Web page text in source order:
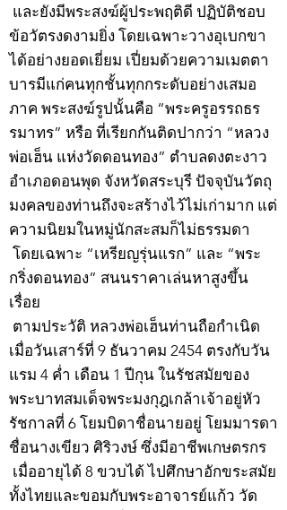
และยังมีพระสงฆ์ผู้ประพฤติดี ปฏิบัติชอบ
ข้อวัตรงดงามยิ่ง โดยเฉพาะวางอุเบกขา
ได้อย่างยอดเยี่ยม เปี่ยมด้วยความเมตตา
บารมีแก่คนทุกชั้นทุกกระดับอย่างเสมอ
ภาค พระสงฆ์รูปนั้นคือ “พระครูอรรถธร
รมาทร” หรือ ที่เรียกกันติดปากว่า “หลวง
พ่อเฮ็น แห่งวัดดอนทอง” ตำบลดงตะงาว
อำเภอดอนพุด จังหวัดสระบุรี ปัจจุบันวัตถุ
มงคลของท่านถึงจะสร้างไว้ไม่เก่ามาก แต่
ความนิยมในหมู่นักสะสมก็ไม่ธรรมดา
โดยเฉพาะ “เหรียญรุ่นแรก” และ “พระ
กริ่งดอนทอง” สนนราคาเล่นหาสูงขึ้น
เรื่อย
ตามประวัติ หลวงพ่อเฮ็นท่านถือกำเนิด
เมื่อวันเสาร์ที่ 9 ธันวาคม 2454 ตรงกับวัน
แรม 4 ค่ำ เดือน 1 ปีกุน ในรัชสมัยของ
พระบาทสมเด็จพระมงกุฎเกล้าเจ้าอยู่หัว
รัชกาลที่ 6 โยมบิดาชื่อนายอยู่ โยมมารดา
ชื่อนางเขียว ศิริวงษ์ ซึ่งมีอาชีพเกษตรกร
เมื่ออายุได้ 8 ขวบได้ ไปศึกษาอักขระสมัย
ทั้งไทยและขอมกับพระอาจารย์แก้ว วัด